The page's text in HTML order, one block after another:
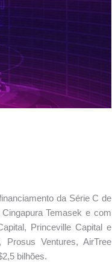
da Série C de
Temasek e com
Princeville Capital e
Ventures, AirTree
bilhões.